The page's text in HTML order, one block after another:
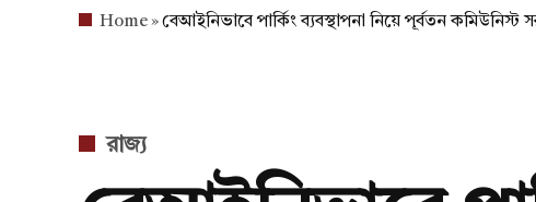
Home»বেআইনিভাবে পার্কিং ব্যবস্থাপনা নিয়ে পূর্বতন কমিউনিস্ট
POSTED
রাজ্য